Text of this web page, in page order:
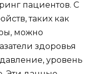
пациентов. С
таких как
можно
здоровья
уровень